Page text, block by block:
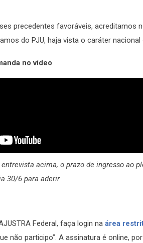
precedentes favoráveis, acreditamos
do PJU, haja vista o caráter
no vídeo
acima, o prazo de ingresso ao
30/6 para aderir.
Federal, faça login na área
não participo”. A assinatura é online,